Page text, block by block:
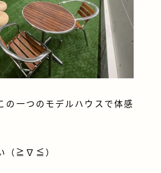
の一つのモデルハウスで体感
（≧∇≦）